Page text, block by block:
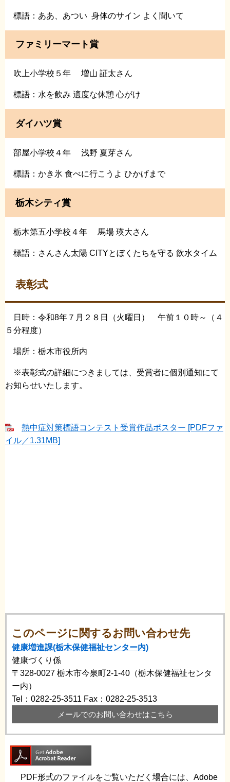
標語：ああ、あつい 身体のサイン よく聞いて
ファミリーマート賞
吹上小学校５年 増山 証太さん
標語：水を飲み 適度な休憩 心がけ
ダイハツ賞
部屋小学校４年 浅野 夏芽さん
標語：かき氷 食べに行こうよ ひかげまで
栃木シティ賞
栃木第五小学校４年 馬場 瑛大さん
標語：さんさん太陽 CITYとぼくたちを守る 飲水タイム
表彰式
日時：令和8年７月２８日（火曜日） 午前１０時～（４
５分程度）
場所：栃木市役所内
※表彰式の詳細につきましては、受賞者に個別通知にて
お知らせいたします。
熱中症対策標語コンテスト受賞作品ポスター [PDFファ
イル／1.31MB]
このページに関するお問い合わせ先
健康増進課(栃木保健福祉センター内)
健康づくり係
〒328-0027 栃木市今泉町2-1-40（栃木保健福祉センタ
ー内）
Tel：0282-25-3511 Fax：0282-25-3513
メールでのお問い合わせはこちら
PDF形式のファイルをご覧いただく場合には、Adobe